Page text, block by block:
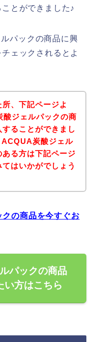
とができました♪
パックの商品に興
ェックされるとよ
、下記ページよ
ジェルパックの商
ることができまし
炭酸ジェル
る方は下記ページ
はいかがでしょう
の商品を今すぐお
パックの商品
い方はこちら